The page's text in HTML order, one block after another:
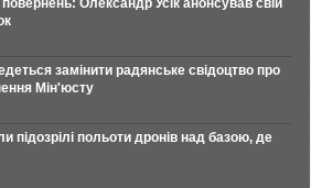
Олександр Усік анонсував свій
замінити радянське свідоцтво про
Мін'юсту
підозрілі польоти дронів над базою, де